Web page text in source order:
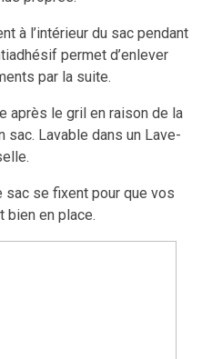
à l’intérieur du sac pendant
permet d’enlever
par la suite.
après le gril en raison de la
Lavable dans un Lave-
se fixent pour que vos
bien en place.